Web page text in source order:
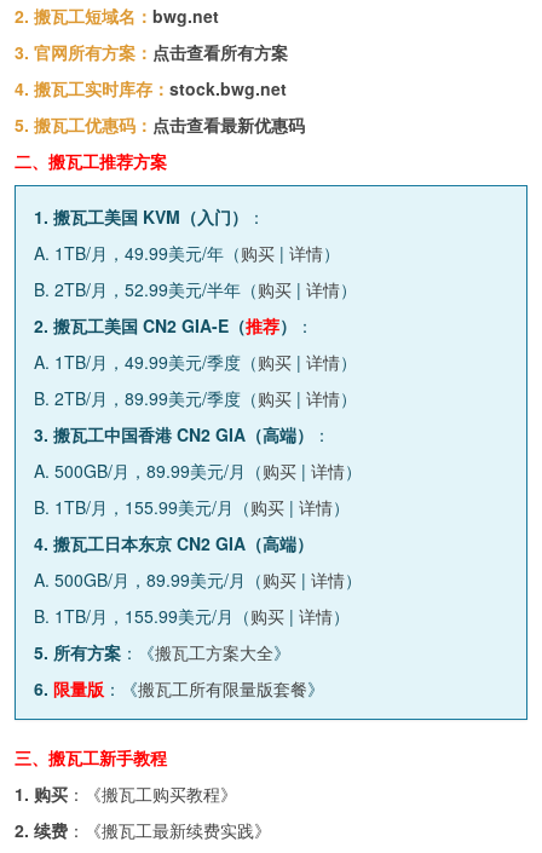
2. 搬瓦工短域名： bwg.net
3. 官网所有方案： 点击查看所有方案
4. 搬瓦工实时库存： stock.bwg.net
5. 搬瓦工优惠码： 点击查看最新优惠码
二、搬瓦工推荐方案
1. 搬瓦工美国 KVM（入门）
：
A. 1TB/月，49.99美元/年（购买 | 详情）
B. 2TB/月，52.99美元/半年（购买 | 详情）
2. 搬瓦工美国 CN2 GIA-E（推荐）
：
A. 1TB/月，49.99美元/季度（购买 | 详情）
B. 2TB/月，89.99美元/季度（购买 | 详情）
3. 搬瓦工中国香港 CN2 GIA（高端）
：
A. 500GB/月，89.99美元/月（购买 | 详情）
B. 1TB/月，155.99美元/月（购买 | 详情）
4. 搬瓦工日本东京 CN2 GIA（高端）
A. 500GB/月，89.99美元/月（购买 | 详情）
B. 1TB/月，155.99美元/月（购买 | 详情）
5. 所有方案 ：《搬瓦工方案大全》
6. 限量版 ：《搬瓦工所有限量版套餐》
三、搬瓦工新手教程
1. 购买 ：《搬瓦工购买教程》
2. 续费 ：《搬瓦工最新续费实践》